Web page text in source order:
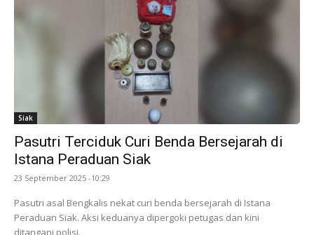
Siak
Pasutri Terciduk Curi Benda Bersejarah di
Istana Peraduan Siak
23 September 2025 -10:29
Pasutri asal Bengkalis nekat curi benda bersejarah di Istana
Peraduan Siak. Aksi keduanya dipergoki petugas dan kini
ditangani polisi.